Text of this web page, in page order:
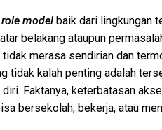
role model baik dari lingkungan
belakang ataupun
tidak merasa sendirian dan
tidak kalah penting adalah
Faktanya, keterbatasan
bersekolah, bekerja, atau